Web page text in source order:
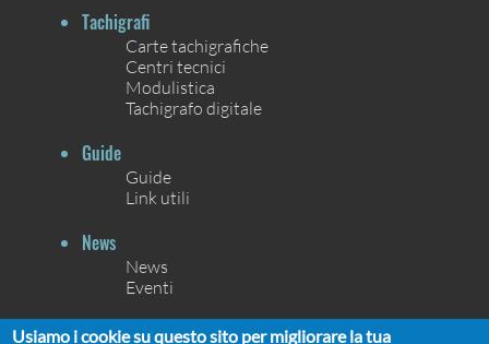
Tachigrafi
Carte tachigrafiche
Centri tecnici
Modulistica
Tachigrafo digitale
Guide
Guide
Link utili
News
News
Eventi
Contatti
Usiamo i cookie su questo sito per migliorare la tua